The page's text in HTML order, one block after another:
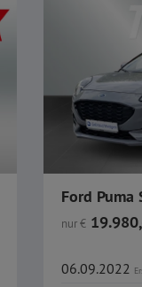
nur€
06.09.2022